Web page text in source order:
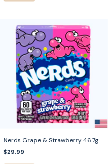
Nerds Grape & Strawberry 46.7g
$29.99